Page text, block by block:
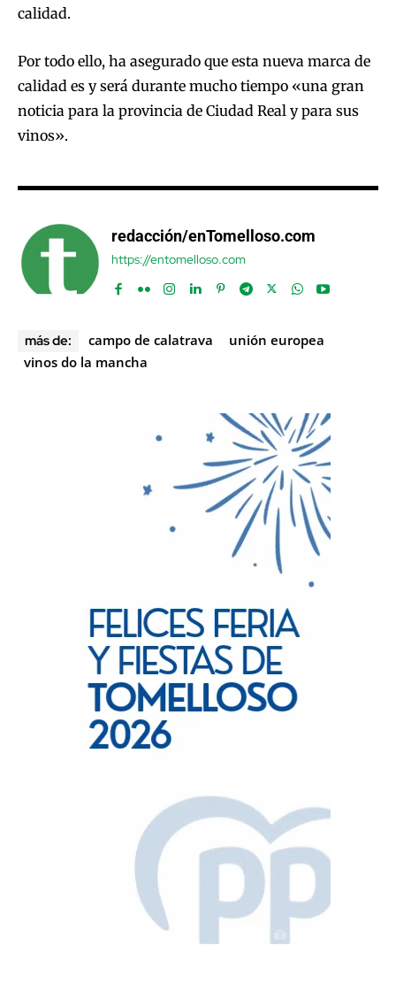
calidad.
Por todo ello, ha asegurado que esta nueva marca de
calidad es y será durante mucho tiempo «una gran
noticia para la provincia de Ciudad Real y para sus
vinos».
redacción/enTomelloso.com
https://entomelloso.com
más de: campo de calatrava
unión europea
vinos do la mancha